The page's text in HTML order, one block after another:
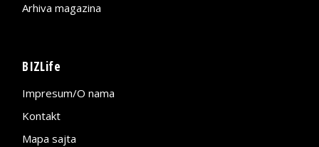
Arhiva magazina
BIZLife
Impresum/O nama
Kontakt
Mapa sajta